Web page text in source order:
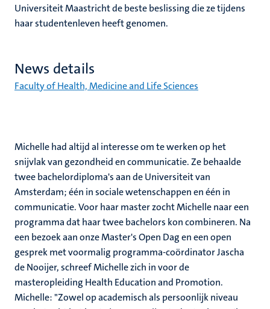
Universiteit Maastricht de beste beslissing die ze tijdens
haar studentenleven heeft genomen.
News details
Faculty of Health, Medicine and Life Sciences
Michelle had altijd al interesse om te werken op het
snijvlak van gezondheid en communicatie. Ze behaalde
twee bachelordiploma's aan de Universiteit van
Amsterdam; één in sociale wetenschappen en één in
communicatie. Voor haar master zocht Michelle naar een
programma dat haar twee bachelors kon combineren. Na
een bezoek aan onze Master's Open Dag en een open
gesprek met voormalig programma-coördinator Jascha
de Nooijer, schreef Michelle zich in voor de
masteropleiding Health Education and Promotion.
Michelle: "Zowel op academisch als persoonlijk niveau